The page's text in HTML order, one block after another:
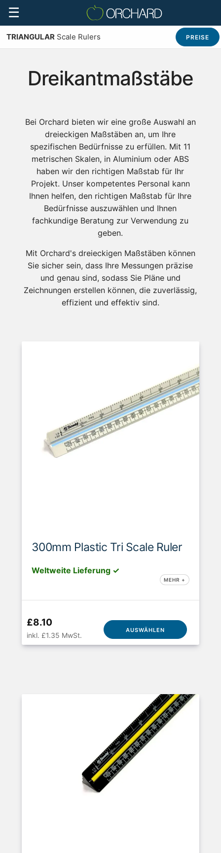
☰
TRIANGULAR Scale Rulers PREISE
Dreikantmaßstäbe
Bei Orchard bieten wir eine große Auswahl an
dreieckigen Maßstäben an, um Ihre
spezifischen Bedürfnisse zu erfüllen. Mit 11
metrischen Skalen, in Aluminium oder ABS
haben wir den richtigen Maßstab für Ihr
Projekt. Unser kompetentes Personal kann
Ihnen helfen, den richtigen Maßstab für Ihre
Bedürfnisse auszuwählen und Ihnen
fachkundige Beratung zur Verwendung zu
geben.
Mit Orchard's dreieckigen Maßstäben können
Sie sicher sein, dass Ihre Messungen präzise
und genau sind, sodass Sie Pläne und
Zeichnungen erstellen können, die zuverlässig,
effizient und effektiv sind.
300mm Plastic Tri Scale Ruler
Weltweite Lieferung ✓
MEHR +
£8.10
inkl. £1.35 MwSt.
AUSWÄHLEN